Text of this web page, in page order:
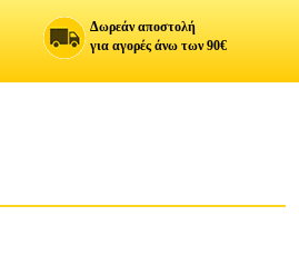
Δωρεάν αποστολή
για αγορές άνω των 90€